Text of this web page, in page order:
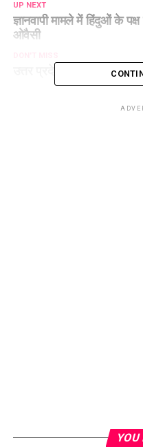
UP NEXT
ज्ञानवापी मामले में हिंदुओं के
ओवैसी
उत्तर प्रदेश में राशनकार्ड